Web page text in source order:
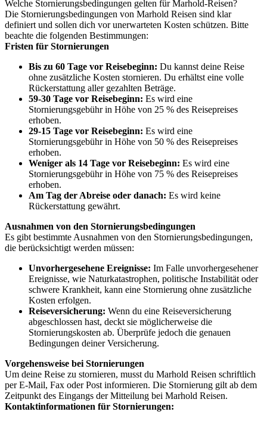
Welche Stornierungsbedingungen gelten für Marhold-Reisen?
Die Stornierungsbedingungen von Marhold Reisen sind klar
definiert und sollen dich vor unerwarteten Kosten schützen. Bitte
beachte die folgenden Bestimmungen:
Fristen für Stornierungen
Bis zu 60 Tage vor Reisebeginn: Du kannst deine Reise
ohne zusätzliche Kosten stornieren. Du erhältst eine volle
Rückerstattung aller gezahlten Beträge.
59-30 Tage vor Reisebeginn: Es wird eine
Stornierungsgebühr in Höhe von 25 % des Reisepreises
erhoben.
29-15 Tage vor Reisebeginn: Es wird eine
Stornierungsgebühr in Höhe von 50 % des Reisepreises
erhoben.
Weniger als 14 Tage vor Reisebeginn: Es wird eine
Stornierungsgebühr in Höhe von 75 % des Reisepreises
erhoben.
Am Tag der Abreise oder danach: Es wird keine
Rückerstattung gewährt.
Ausnahmen von den Stornierungsbedingungen
Es gibt bestimmte Ausnahmen von den Stornierungsbedingungen,
die berücksichtigt werden müssen:
Unvorhergesehene Ereignisse: Im Falle unvorhergesehener
Ereignisse, wie Naturkatastrophen, politische Instabilität oder
schwere Krankheit, kann eine Stornierung ohne zusätzliche
Kosten erfolgen.
Reiseversicherung: Wenn du eine Reiseversicherung
abgeschlossen hast, deckt sie möglicherweise die
Stornierungskosten ab. Überprüfe jedoch die genauen
Bedingungen deiner Versicherung.
Vorgehensweise bei Stornierungen
Um deine Reise zu stornieren, musst du Marhold Reisen schriftlich
per E-Mail, Fax oder Post informieren. Die Stornierung gilt ab dem
Zeitpunkt des Eingangs der Mitteilung bei Marhold Reisen.
Kontaktinformationen für Stornierungen: